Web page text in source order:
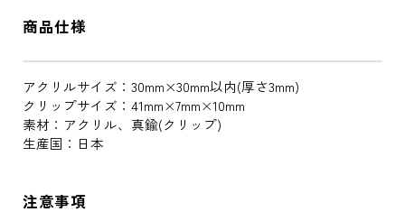
商品仕様
アクリルサイズ：30mm×30mm以内(厚さ3mm)
クリップサイズ：41mm×7mm×10mm
素材：アクリル、真鍮(クリップ)
生産国：日本
注意事項